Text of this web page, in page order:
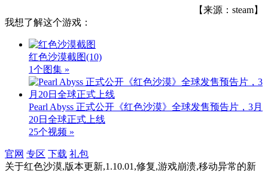
【来源：steam】
我想了解这个游戏：
红色沙漠截图(10)
1个图集 »
Pearl Abyss 正式公开《红色沙漠》全球发售预告片，3月
20日全球正式上线
25个视频 »
官网 专区 下载 礼包
关于红色沙漠,版本更新,1.10.01,修复,游戏崩溃,移动异常的新